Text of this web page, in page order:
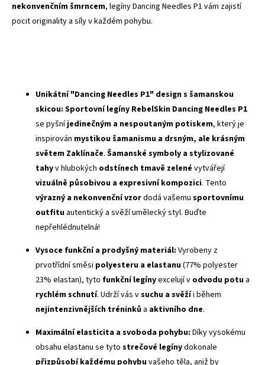
nekonvenčním šmrncem, legíny Dancing Needles P1 vám zajistí
pocit originality a síly v každém pohybu.
Unikátní "Dancing Needles P1" design s šamanskou
skicou: Sportovní legíny RebelSkin Dancing Needles P1
se pyšníjedinečným a nespoutaným potiskem, který je
inspirován mystikou šamanismu a drsným, ale krásným
světem Zaklínače. Šamanské symboly a stylizované
tahyv hlubokých odstínech tmavě zelené vytvářejí
vizuálně působivou a expresivní kompozici. Tento
výrazný a nekonvenční vzordodá vašemu sportovnímu
outfitu autentický a svěží umělecký styl. Buďte
nepřehlédnutelná!
Vysoce funkční a prodyšný materiál: Vyrobeny z
prvotřídní směsi polyesteru a elastanu(77% polyester
23% elastan), tyto funkční legínyexcelují v odvodu potu a
rychlém schnutí. Udrží vás vsuchu a svěžíi během
nejintenzivnějších tréninků a aktivního dne.
Maximální elasticita a svoboda pohybu: Díky vysokému
obsahu elastanu se tyto strečové legínydokonale
přizpůsobí každému pohybuvašeho těla, aniž by